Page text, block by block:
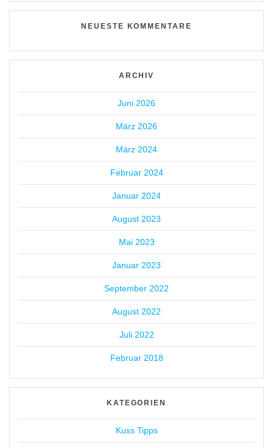
NEUESTE KOMMENTARE
ARCHIV
Juni 2026
März 2026
März 2024
Februar 2024
Januar 2024
August 2023
Mai 2023
Januar 2023
September 2022
August 2022
Juli 2022
Februar 2018
KATEGORIEN
Kuss Tipps